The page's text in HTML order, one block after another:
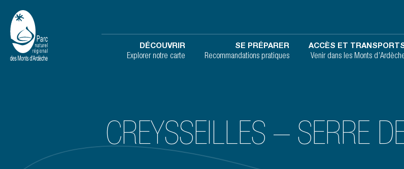
DÉCOUVRIR
Explorer notre carte
SE PRÉPARER
Recommandations pratiques
ACCÈS ET
Venir dans les Monts
CREYSSEILLES – SERRE